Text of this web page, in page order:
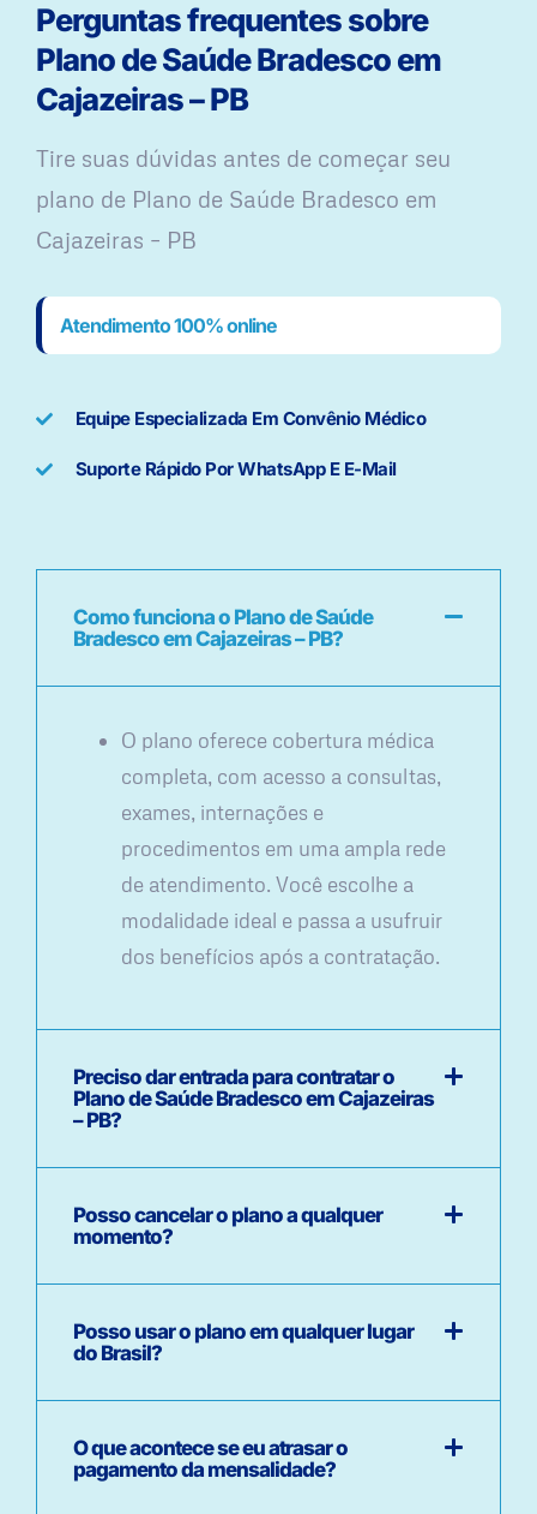
Perguntas frequentes sobre
Plano de Saúde Bradesco em
Cajazeiras – PB
Tire suas dúvidas antes de começar seu
plano ​de Plano de Saúde Bradesco em
Cajazeiras – PB
Atendimento 100% online
Equipe Especializada Em Convênio Médico
Suporte Rápido Por WhatsApp E E-Mail
Como funciona o Plano de Saúde
Bradesco em Cajazeiras – PB?
O plano oferece cobertura médica
completa, com acesso a consultas,
exames, internações e
procedimentos em uma ampla rede
de atendimento. Você escolhe a
modalidade ideal e passa a usufruir
dos benefícios após a contratação.
Preciso dar entrada para contratar o
Plano de Saúde Bradesco em Cajazeiras
– PB?
Posso cancelar o plano a qualquer
momento?
Posso usar o plano em qualquer lugar
do Brasil?
O que acontece se eu atrasar o
pagamento da mensalidade?